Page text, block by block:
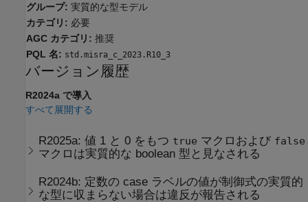
グループ: 実質的な型モデル
カテゴリ: 必要
AGC カテゴリ: 推奨
PQL 名: std.misra_c_2023.R10_3
バージョン履歴
R2024a で導入
すべて展開する
R2025a:値 1 と 0 をもつ true マクロおよび false
マクロは実質的な boolean 型と見なされる
R2024b: 定数の case ラベルの値が制御式の実質的
な型に収まらない場合は違反が報告される